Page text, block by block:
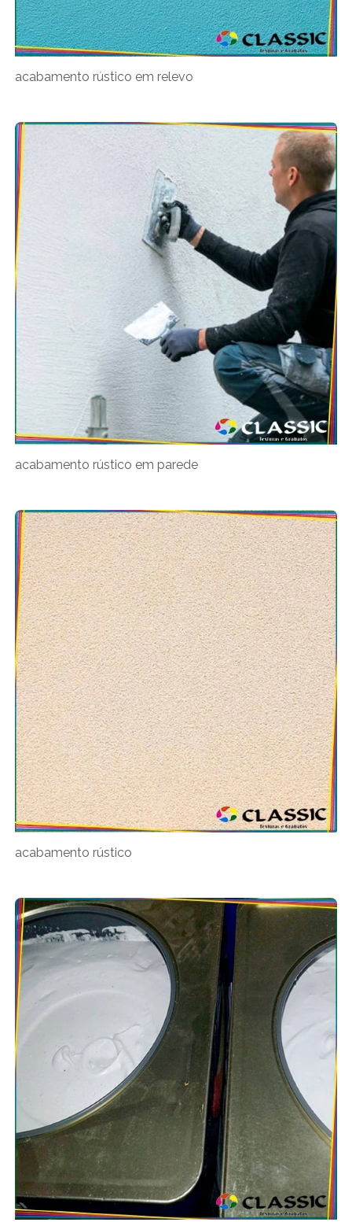
acabamento rústico em relevo
acabamento rústico em parede
acabamento rústico